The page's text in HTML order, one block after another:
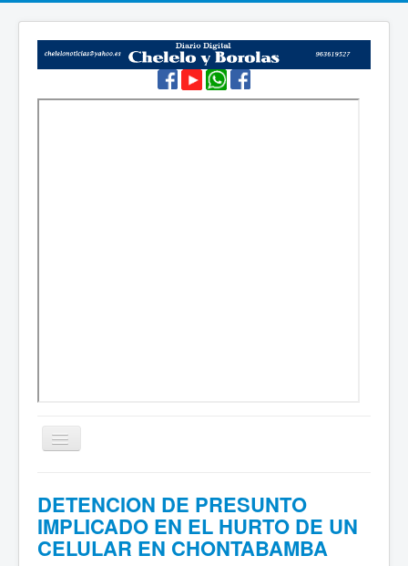
Cambiar
navegación
Sociales
Institucional
DETENCION DE PRESUNTO
IMPLICADO EN EL HURTO DE UN
CELULAR EN CHONTABAMBA